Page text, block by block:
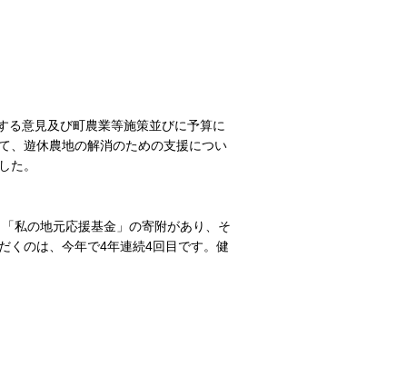
る意見及び町農業等施策並びに予算に
、遊休農地の解消のための支援につい
た。
私の地元応援基金」の寄附があり、そ
くのは、今年で4年連続4回目です。健